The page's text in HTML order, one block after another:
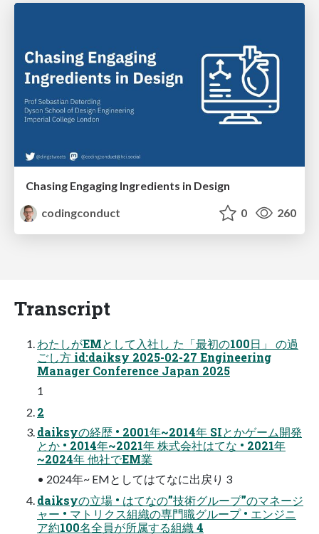
Chasing Engaging Ingredients in Design
codingconduct
0 260
Transcript
わたしがEMとして入社し た「最初の100日」 の過
ごし方 id:daiksy 2025-02-27 Engineering
Manager Conference Japan 2025
1
2
daiksyの経歴 • 2001年~2014年 SIとかゲーム開発
とか • 2014年~2021年 株式会社はてな • 2021年
~2024年 他社でEM業
• 2024年~ EMとしてはてなに出戻り 3
daiksyの立場 • はてなの”技術グループ”のマネージ
ャー • マトリクス組織の専門職グループ • エンジニ
ア約100名全員が所属する組織 4